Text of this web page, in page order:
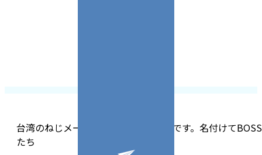
台湾のねじメーカーBOSSのねじたちです。名付けてBOSS
たち